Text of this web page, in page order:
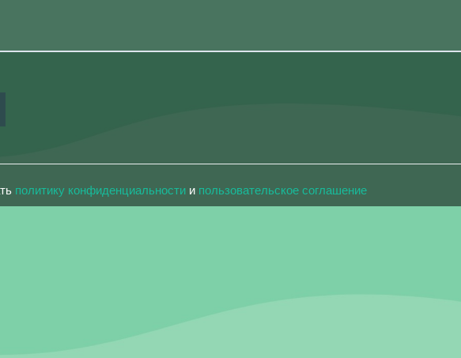
политику конфиденциальности и пользовательское соглашение